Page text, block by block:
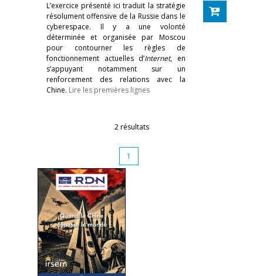
L’exercice présenté ici traduit la stratégie
résolument offensive de la Russie dans le
cyberespace. Il y a une volonté
déterminée et organisée par Moscou
pour contourner les règles de
fonctionnement actuelles d’Internet, en
s’appuyant notamment sur un
renforcement des relations avec la
Chine. Lire les premières lignes
2 résultats
1